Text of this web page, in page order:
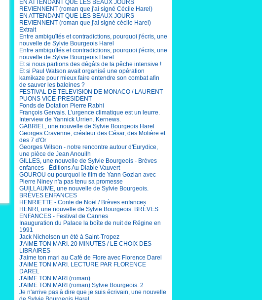
EN ATTENDANT QUE LES BEAUX JOURS
REVIENNENT (roman que j'ai signé Cécile Harel)
EN ATTENDANT QUE LES BEAUX JOURS
REVIENNENT (roman que j'ai signé cécile Harel)
Extrait
Entre ambiguïtés et contradictions, pourquoi j'écris, une
nouvelle de Sylvie Bourgeois Harel
Entre ambiguïtés et contradictions, pourquoi j'écris, une
nouvelle de Sylvie Bourgeois Harel
Et si nous parlions des dégâts de la pêche intensive !
Et si Paul Watson avait organisé une opération
kamikaze pour mieux faire entendre son combat afin
de sauver les baleines ?
FESTIVAL DE TELEVISION DE MONACO / LAURENT
PUONS VICE-PRESIDENT
Fonds de Dotation Pierre Rabhi
François Gervais. L’urgence climatique est un leurre.
Interview de Yannick Urrien. Kernews.
GABRIEL, une nouvelle de Sylvie Bourgeois Harel
Georges Cravenne, créateur des César, des Molière et
des 7 d'Or
Georges Wilson - notre rencontre autour d'Eurydice,
une pièce de Jean Anouilh
GILLES, une nouvelle de Sylvie Bourgeois - Brèves
enfances - Éditions Au Diable Vauvert
GOUROU ou pourquoi le film de Yann Gozlan avec
Pierre Niney n'a pas tenu sa promesse
GUILLAUME, une nouvelle de Sylvie Bourgeois.
BRÈVES ENFANCES
HENRIETTE - Conte de Noël / Brèves enfances
HENRI, une nouvelle de Sylvie Bourgeois. BRÈVES
ENFANCES - Festival de Cannes
Inauguration du Palace la boîte de nuit de Régine en
1991
Jack Nicholson un été à Saint-Tropez
J'AIME TON MARI. 20 MINUTES / LE CHOIX DES
LIBRAIRES
J'aime ton mari au Café de Flore avec Florence Darel
J'AIME TON MARI. LECTURE PAR FLORENCE
DAREL
J'AIME TON MARI (roman)
J'AIME TON MARI (roman) Sylvie Bourgeois. 2
Je n'arrive pas à dire que je suis écrivain, une nouvelle